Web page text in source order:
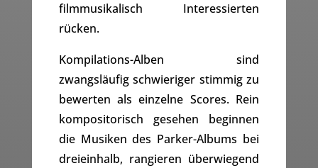
filmmusikalisch Interessierten
rücken.
Kompilations-Alben sind
zwangsläufig schwieriger stimmig zu
bewerten als einzelne Scores. Rein
kompositorisch gesehen beginnen
die Musiken des Parker-Albums bei
dreieinhalb, rangieren überwiegend